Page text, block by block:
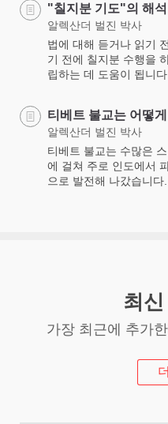
"칠지분 기도"의 해석
알렉산더 벌진 박사
법에 대해 듣거나 읽기
기 전에 칠지분 수행을
립하는 데 도움이 됩니다.
티베트 불교는 어떻
알렉산더 벌진 박사
티베트 불교는 수많은
에 걸쳐 주로 인도에서
으로 발전해 나갔습니다.
최
가장 최근에 추가